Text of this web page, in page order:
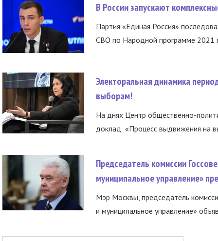
В России запускают
Партия «Единая Россия»
СВО по Народной программе 2021
Электоральная динамика
выборам!
На днях Центр общественно-
доклад «Процесс выдвижения на
Председатель комиссии
муниципальное управление»
Мэр Москвы, председатель
и муниципальное управление»